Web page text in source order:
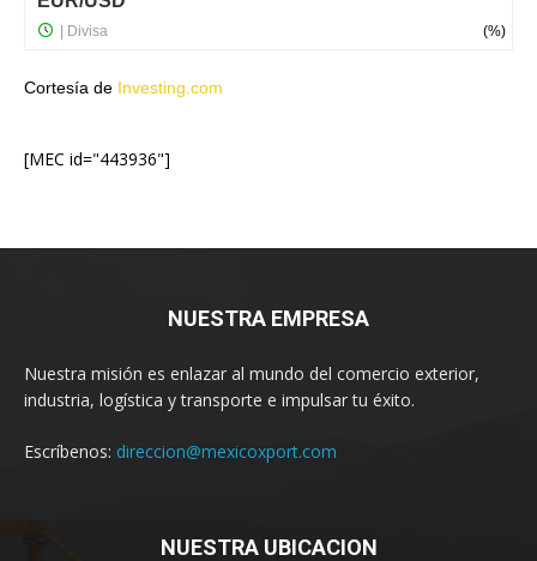
Cortesía de Investing.com
[MEC id="443936"]
NUESTRA EMPRESA
Nuestra misión es enlazar al mundo del comercio exterior,
industria, logística y transporte e impulsar tu éxito.
Escríbenos: direccion@mexicoxport.com
NUESTRA UBICACION